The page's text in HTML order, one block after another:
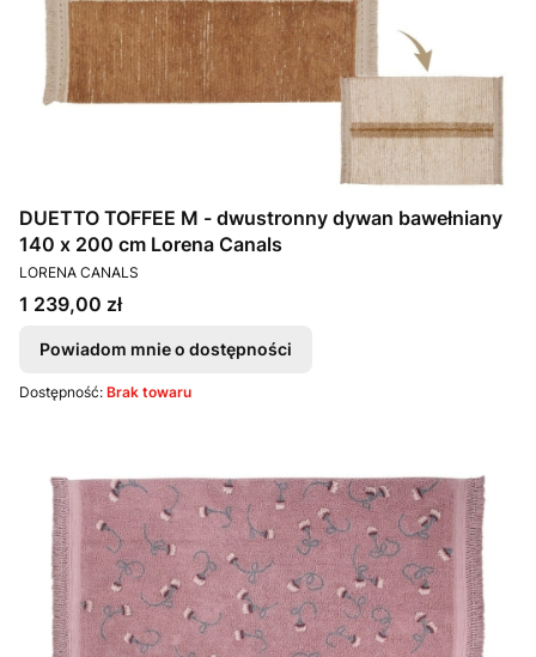
DUETTO TOFFEE M - dwustronny dywan bawełniany
140 x 200 cm Lorena Canals
PRODUCENT
LORENA CANALS
Cena
1 239,00 zł
Powiadom mnie o dostępności
Dostępność: Brak towaru